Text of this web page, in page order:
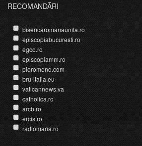
RECOMANDĂRI
bisericaromanaunita.ro
episcopiabucuresti.ro
egco.ro
episcopiamm.ro
pioromeno.com
bru-italia.eu
vaticannews.va
catholica.ro
arcb.ro
ercis.ro
radiomaria.ro